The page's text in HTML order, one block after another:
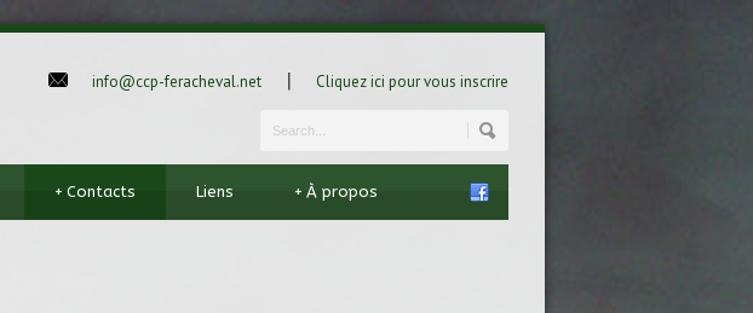
info@ccp-feracheval.net | Cliquez ici pour vous inscrire
Contacts
+ Liens À propos
+